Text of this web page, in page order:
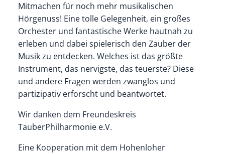
Mitmachen für noch mehr musikalischen
Hörgenuss! Eine tolle Gelegenheit, ein großes
Orchester und fantastische Werke hautnah zu
erleben und dabei spielerisch den Zauber der
Musik zu entdecken. Welches ist das größte
Instrument, das nervigste, das teuerste? Diese
und andere Fragen werden zwanglos und
partizipativ erforscht und beantwortet.
Wir danken dem Freundeskreis
TauberPhilharmonie e.V.
Eine Kooperation mit dem Hohenloher